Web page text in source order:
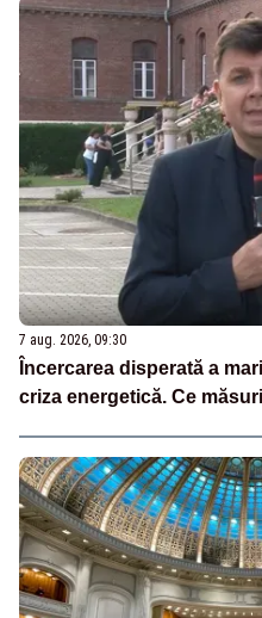
7 aug. 2026, 09:30
Încercarea disperată a
criza energetică. Ce